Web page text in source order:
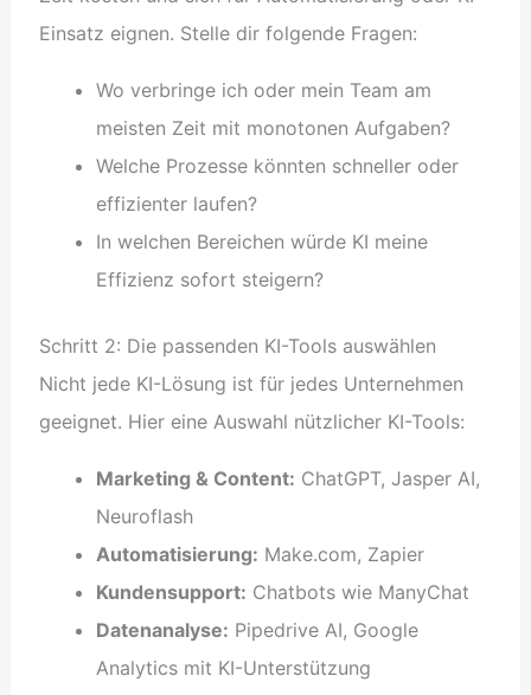
Einsatz eignen. Stelle dir folgende Fragen:
Wo verbringe ich oder mein Team am
meisten Zeit mit monotonen Aufgaben?
Welche Prozesse könnten schneller oder
effizienter laufen?
In welchen Bereichen würde KI meine
Effizienz sofort steigern?
Schritt 2: Die passenden KI-Tools auswählen
Nicht jede KI-Lösung ist für jedes Unternehmen
geeignet. Hier eine Auswahl nützlicher KI-Tools:
Marketing & Content: ChatGPT, Jasper AI,
Neuroflash
Automatisierung: Make.com, Zapier
Kundensupport: Chatbots wie ManyChat
Datenanalyse: Pipedrive AI, Google
Analytics mit KI-Unterstützung